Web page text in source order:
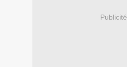
Publicité